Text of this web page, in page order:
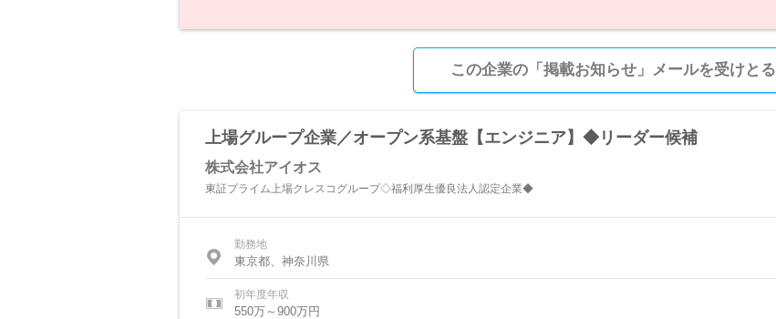
この企業の「掲載お知らせ」メールを受けとる
上場グループ企業／オープン系基盤【エンジニア】◆リーダー候補
株式会社アイオス
東証プライム上場クレスコグループ◇福利厚生優良法人認定企業◆
勤務地
東京都、神奈川県
初年度年収
550万～900万円